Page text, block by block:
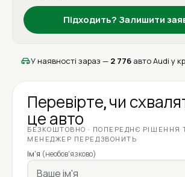
Підходить? Залишити
У наявності зараз — 2 776 авто Audi у
Перевірте, чи
це авто
БЕЗКОШТОВНО · ПОПЕРЕДНЄ РІШЕННЯ
МЕНЕДЖЕР ПЕРЕДЗВОНИТЬ
Ім'я (необов'язково)